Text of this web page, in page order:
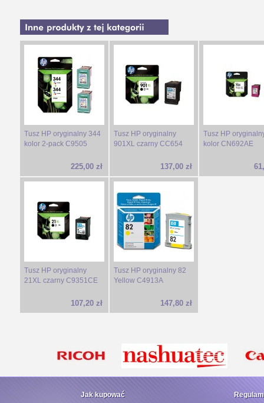
Tusz HP oryginalny 344
kolor 2-pack C9505
225,00 zł
Tusz HP oryginalny
901XL czarny CC654
137,00 zł
Tusz HP
kolor CN692AE
Tusz HP oryginalny
21XL czarny C9351CE
107,20 zł
Tusz HP oryginalny 82
Yellow C4913A
147,80 zł
Jak kupować